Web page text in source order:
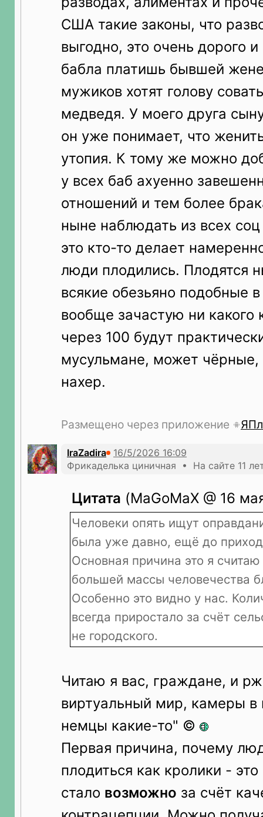
США такие законы, что
выгодно, это очень дорого
бабла платишь бывшей
мужиков хотят голову
медведя. У моего друга
он уже понимает, что
утопия. К тому же можно
у всех баб ахуенно
отношений и тем более
ныне наблюдать из всех
это кто-то делает
люди плодились. Плодятся
всякие обезьяно подобные
вообще зачастую ни какого
через 100 будут
мусульмане, может
нахер.
Размещено через приложение
IraZadira
Фрикаделька циничная • На сайте 11
Цитата (MaGoMaX @ 16
Человеки опять ищут
была уже давно, ещё до
Основная причина это я
большей массы человечества
Особенно это видно у нас.
всегда приростало за счёт
не городского.
Читаю я вас, граждане, и
виртуальный мир, камеры в
немцы какие-то" ©
Первая причина, почему
плодиться как кролики - это
стало возможно за счёт